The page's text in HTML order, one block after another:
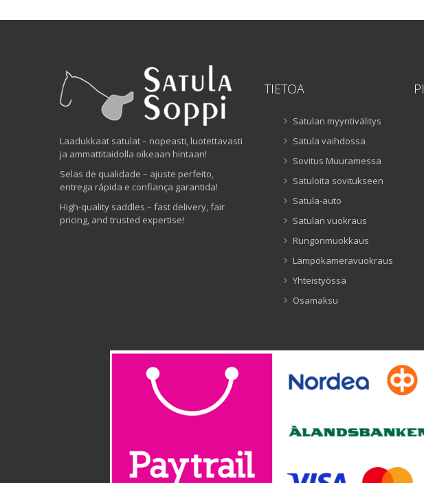
Laadukkaat satulat – nopeasti, luotettavasti
ja ammattitaidolla oikeaan hintaan!
Selas de qualidade – ajuste perfeito,
entrega rápida e confiança garantida!
High-quality saddles – fast delivery, fair
pricing, and trusted expertise!
TIETOA
Satulan myyntivälitys
Satula vaihdossa
Sovitus Muuramessa
Satuloita sovitukseen
Satula-auto
Satulan vuokraus
Rungonmuokkaus
Lämpökameravuokraus
Yhteistyössä
Osamaksu